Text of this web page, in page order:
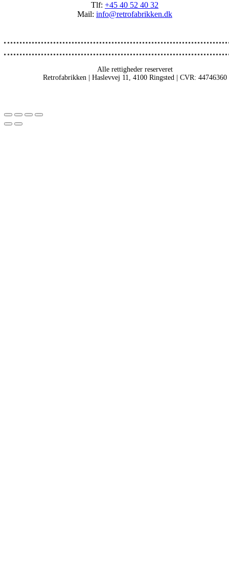
Tlf: +45 40 52 40 32
Mail: info@retrofabrikken.dk
Alle rettigheder reserveret
Retrofabrikken | Haslevvej 11, 4100 Ringsted | CVR: 44746360